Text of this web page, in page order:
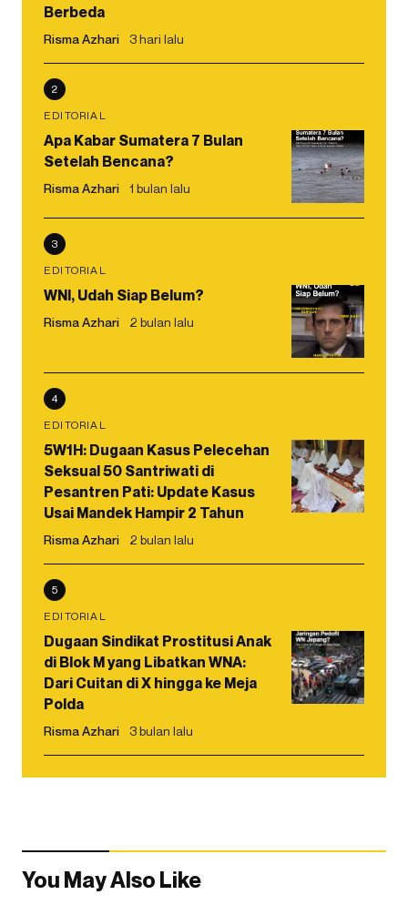
Berbeda
Risma Azhari 3 hari lalu
2
EDITORIAL
Apa Kabar Sumatera 7 Bulan
Setelah Bencana?
Risma Azhari 1 bulan lalu
3
EDITORIAL
WNI, Udah Siap Belum?
Risma Azhari 2 bulan lalu
4
EDITORIAL
5W1H: Dugaan Kasus Pelecehan
Seksual 50 Santriwati di
Pesantren Pati: Update Kasus
Usai Mandek Hampir 2 Tahun
Risma Azhari 2 bulan lalu
5
EDITORIAL
Dugaan Sindikat Prostitusi Anak
di Blok M yang Libatkan WNA:
Dari Cuitan di X hingga ke Meja
Polda
Risma Azhari 3 bulan lalu
You May Also Like